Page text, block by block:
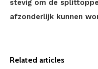
stevig om de
afzonderlijk kunnen
Related articles